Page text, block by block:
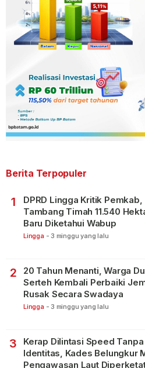
Berita Terpopuler
1
DPRD Lingga Kritik Pemkab,
Tambang Timah 11.540
Baru Diketahui Wabup
Lingga - 3 minggu yang lalu
2
20 Tahun Menanti, Warga
Serteh Kembali Perbaiki
Rusak Secara Swadaya
Lingga - 3 minggu yang lalu
3
Kerap Dilintasi Speed Tanpa
Identitas, Kades Belungkur
Pengawasan Laut